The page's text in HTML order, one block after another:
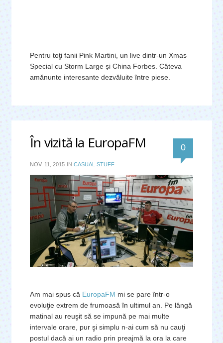
Pentru toţi fanii Pink Martini, un live dintr-un Xmas
Special cu Storm Large și China Forbes. Câteva
amănunte interesante dezvăluite între piese.
În vizită la EuropaFM 0
NOV. 11, 2015 IN CASUAL STUFF
Am mai spus că EuropaFM mi se pare într-o
evoluţie extrem de frumoasă în ultimul an. Pe lângă
matinal au reuşit să se impună pe mai multe
intervale orare, pur şi simplu n-ai cum să nu cauţi
postul dacă ai un radio prin preajmă la ora la care